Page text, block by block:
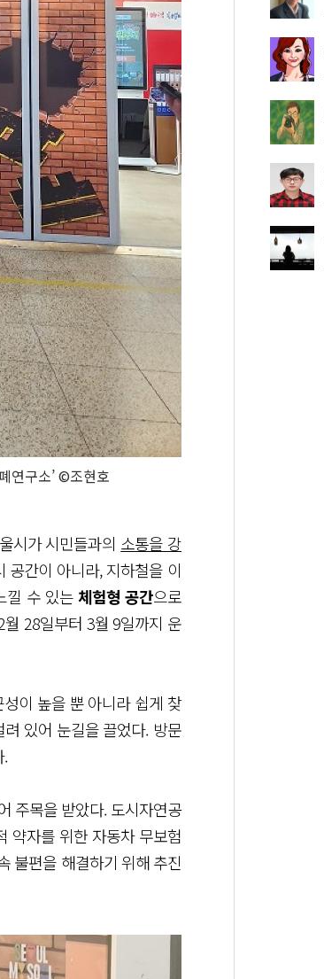
연구소’ ©조현호
시가 시민들과의 소통을 강
공간이 아니라, 지하철을 이
낄 수 있는체험형 공간으로
28일부터 3월 9일까지 운
이 높을 뿐 아니라 쉽게 찾
있어 눈길을 끌었다. 방문
.
주목을 받았다. 도시자연공
약자를 위한 자동차 무보험
불편을 해결하기 위해 추진